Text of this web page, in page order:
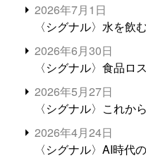
2026年7月1日
〈シグナル〉水を飲
2026年6月30日
〈シグナル〉食品ロ
2026年5月27日
〈シグナル〉これか
2026年4月24日
〈シグナル〉AI時代